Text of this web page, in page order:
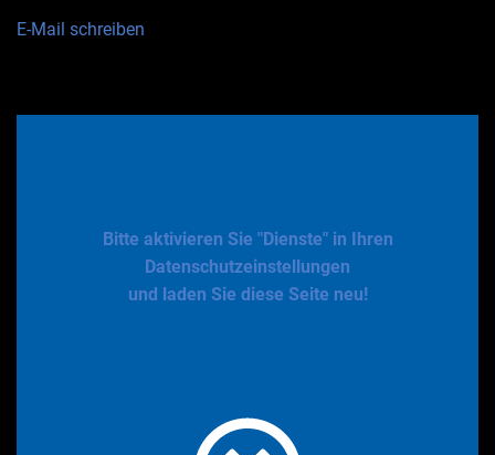
E-Mail schreiben
Bitte aktivieren Sie "Dienste" in Ihren
Datenschutzeinstellungen
und laden Sie diese Seite neu!